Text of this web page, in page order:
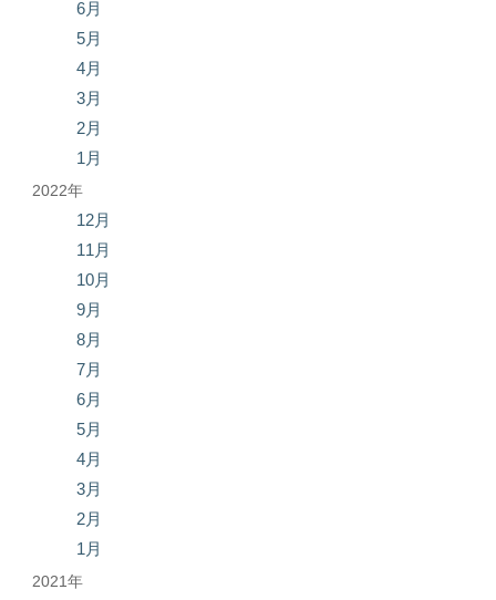
6月
5月
4月
3月
2月
1月
2022年
12月
11月
10月
9月
8月
7月
6月
5月
4月
3月
2月
1月
2021年